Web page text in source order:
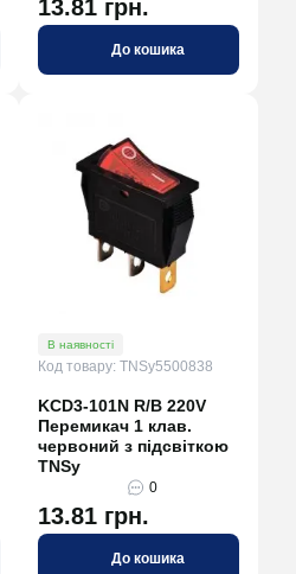
13.81 грн.
До кошика
В наявності
Код товару: TNSy5500838
KCD3-101N R/B 220V
Перемикач 1 клав.
червоний з підсвіткою
TNSy
0
13.81 грн.
До кошика